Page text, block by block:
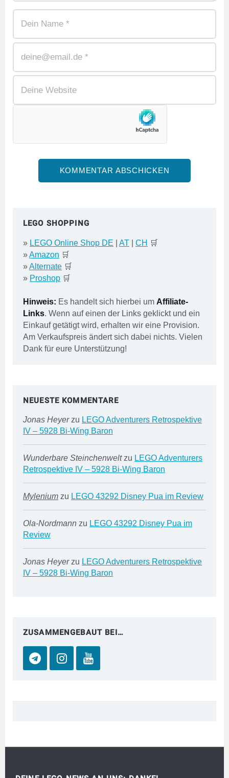
LEGO SHOPPING
» LEGO Online Shop DE AT CH 🛒
»Amazon 🛒
»Alternate 🛒
» Proshop 🛒
Hinweis: Es handelt sich hierbei um Affiliate-
Links. Wenn auf einen der Links geklickt und ein
Einkauf getätigt wird, erhalten wir eine Provision.
Am Verkaufspreis ändert sich dabei nichts. Vielen
Dank für eure Unterstützung!
NEUESTE KOMMENTARE
Jonas Heyerzu LEGO Adventurers Retrospektive
IV – 5928 Bi-Wing Baron
Wunderbare Steinchenweltzu LEGO Adventurers
Retrospektive IV – 5928 Bi-Wing Baron
Mylenium zu LEGO 43292 Disney Pua im Review
Ola-Nordmann zu LEGO 43292 Disney Pua im
Review
Jonas Heyerzu LEGO Adventurers Retrospektive
IV – 5928 Bi-Wing Baron
ZUSAMMENGEBAUT BEI…